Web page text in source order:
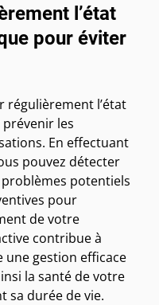
l’état
pour éviter
régulièrement l’état
les
En effectuant
pouvez détecter
potentiels
pour
de votre
contribue à
une gestion efficace
la santé de votre
sa durée de vie.